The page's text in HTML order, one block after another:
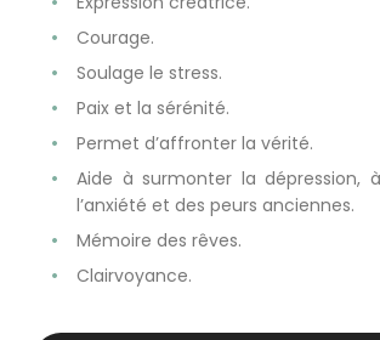
Courage.
Soulage le stress.
Paix et la sérénité.
Permet d’affronter la vérité.
Aide à surmonter la dépression,
l’anxiété et des peurs anciennes.
Mémoire des rêves.
Clairvoyance.